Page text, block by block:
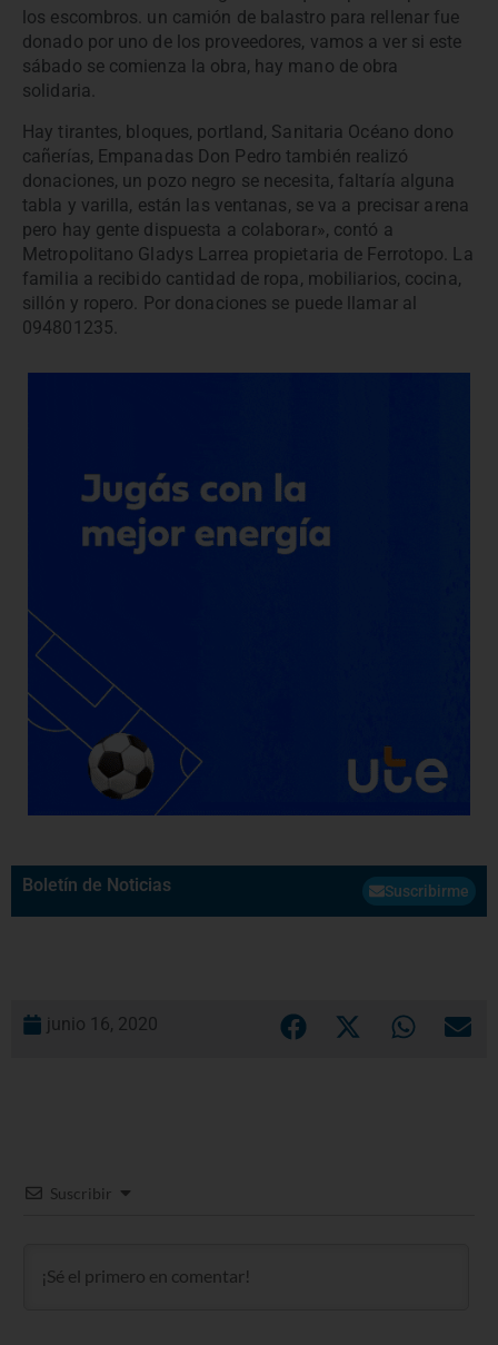
los escombros. un camión de balastro para rellenar fue
donado por uno de los proveedores, vamos a ver si este
sábado se comienza la obra, hay mano de obra
solidaria.
Hay tirantes, bloques, portland, Sanitaria Océano dono
cañerías, Empanadas Don Pedro también realizó
donaciones, un pozo negro se necesita, faltaría alguna
tabla y varilla, están las ventanas, se va a precisar arena
pero hay gente dispuesta a colaborar», contó a
Metropolitano Gladys Larrea propietaria de Ferrotopo. La
familia a recibido cantidad de ropa, mobiliarios, cocina,
sillón y ropero. Por donaciones se puede llamar al
094801235.
Boletín de Noticias Suscribirme
junio 16, 2020
Suscribir